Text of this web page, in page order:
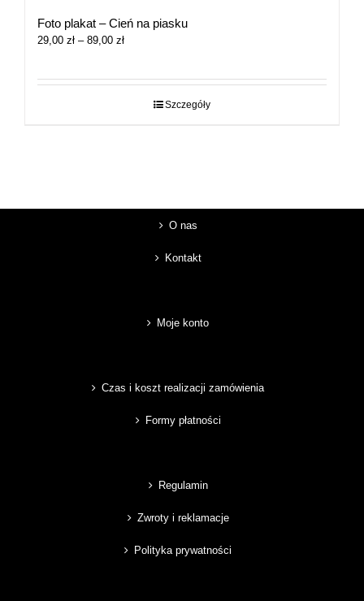
Foto plakat – Cień na piasku
29,00 zł – 89,00 złZakres
29,00 zł
Szczegóły
O nas
Kontakt
Moje konto
Czas i koszt realizacji zamówienia
Formy płatności
Regulamin
Zwroty i reklamacje
Polityka prywatności